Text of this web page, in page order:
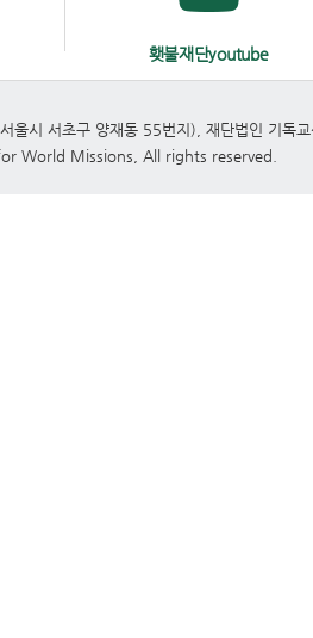
횃불재단youtube
울시 서초구 양재동 55번지), 재단법인
World Missions, All rights reserved.